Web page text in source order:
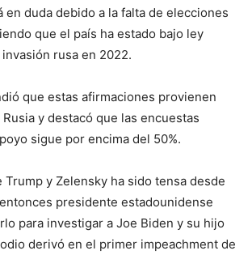
en duda debido a la falta de elecciones
que el país ha estado bajo ley
rusa en 2022.
que estas afirmaciones provienen
y destacó que las encuestas
sigue por encima del 50%.
Trump y Zelensky ha sido tensa desde
presidente estadounidense
para investigar a Joe Biden y su hijo
derivó en el primer impeachment de